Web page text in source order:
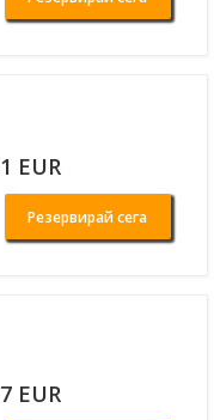
EUR
Резервирай сега
EUR